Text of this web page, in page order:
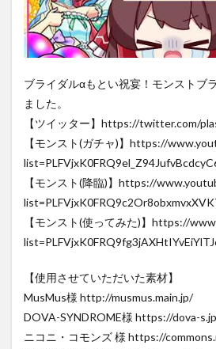
ブライダルαもとい祝宴！モンストブ
ました。
【ツイッター】https://twitter.com/
【モンスト(ガチャ)】https://
【モンスト(降臨)】https://
【モンスト(使ってみた)】https://
【使用させていただいた素材】
MusMus様 http://musmus.main.jp/
DOVA-SYNDROME様 https://dova-
ニコニ・コモンズ 様 https://